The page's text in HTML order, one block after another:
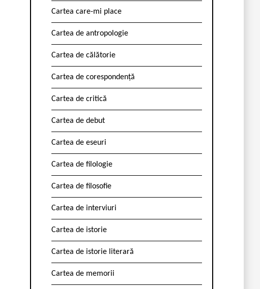
Cartea care-mi place
Cartea de antropologie
Cartea de călătorie
Cartea de corespondență
Cartea de critică
Cartea de debut
Cartea de eseuri
Cartea de filologie
Cartea de filosofie
Cartea de interviuri
Cartea de istorie
Cartea de istorie literară
Cartea de memorii